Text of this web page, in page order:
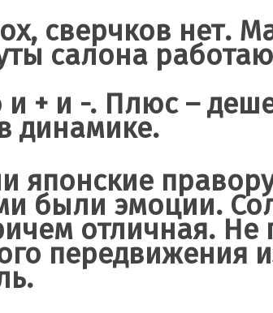
сверчков нет.
салона
+ и -. Плюс –
динамике.
японские
были эмоции.
отличная. Не
передвижения